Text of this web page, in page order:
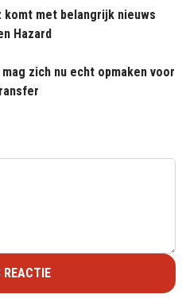
komt met belangrijk nieuws
Hazard
zich nu echt opmaken voor